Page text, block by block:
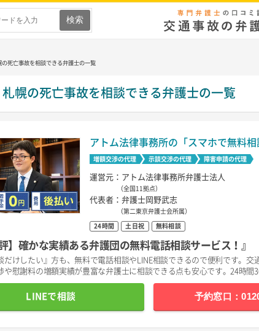
死亡事故を相談できる弁護士の一覧
幌の死亡事故を相談できる弁護士の一覧
アトム法律事務所の「スマホで無料相
増額交渉の代理 示談交渉の代理 障害申請の代理
運営元：アトム法律事務所弁護士法人
（全国11拠点）
代表者：弁護士岡野武志
（第二東京弁護士会所属）
24時間 土日祝 無料相談
】確かな実績ある弁護団の無料電話相談サービス！』
だけしたい』方も、無料で電話相談やLINE相談できるので便利です。交
や慰謝料の増額実績が豊富な弁護士に相談できる点も安心です。24時間
LINEで相談 予約窓口：